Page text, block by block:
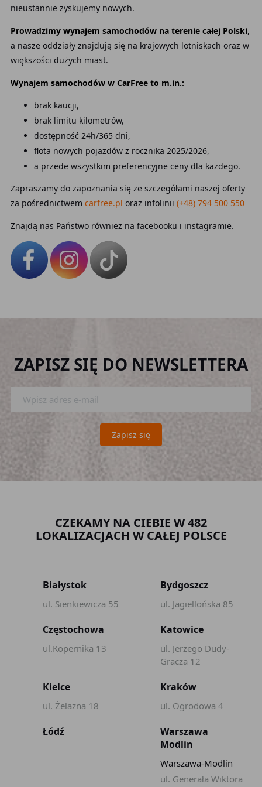
nieustannie zyskujemy nowych.
Prowadzimy wynajem samochodów na terenie całej Polski,
a nasze oddziały znajdują się na krajowych lotniskach oraz w
większości dużych miast.
Wynajem samochodów w CarFree to m.in.:
brak kaucji,
brak limitu kilometrów,
dostępność 24h/365 dni,
flota nowych pojazdów z rocznika 2025/2026,
a przede wszystkim preferencyjne ceny dla każdego.
Zapraszamy do zapoznania się ze szczegółami naszej oferty
za pośrednictwem carfree.pl oraz infolinii (+48) 794 500 550
Znajdą nas Państwo również na facebooku i instagramie.
ZAPISZ SIĘ DO NEWSLETTERA
Zapisz się
CZEKAMY NA CIEBIE W 482
LOKALIZACJACH W CAŁEJ POLSCE
Białystok
ul. Sienkiewicza 55
Bydgoszcz
ul. Jagiellońska 85
Częstochowa
ul.Kopernika 13
Katowice
ul. Jerzego Dudy-
Gracza 12
Kielce
ul. Żelazna 18
Kraków
ul. Ogrodowa 4
Łódź
Warszawa
Modlin
Warszawa-Modlin
ul. Generała Wiktora